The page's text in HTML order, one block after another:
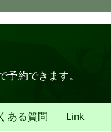
約できます。
ある質問 Link